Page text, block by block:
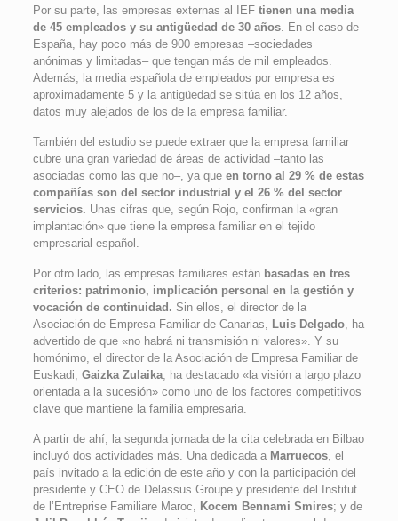
Por su parte, las empresas externas al IEF tienen una media
de 45 empleados y su antigüedad de 30 años. En el caso de
España, hay poco más de 900 empresas –sociedades
anónimas y limitadas– que tengan más de mil empleados.
Además, la media española de empleados por empresa es
aproximadamente 5 y la antigüedad se sitúa en los 12 años,
datos muy alejados de los de la empresa familiar.
También del estudio se puede extraer que la empresa familiar
cubre una gran variedad de áreas de actividad –tanto las
asociadas como las que no–, ya que en torno al 29 % de estas
compañías son del sector industrial y el 26 % del sector
servicios. Unas cifras que, según Rojo, confirman la «gran
implantación» que tiene la empresa familiar en el tejido
empresarial español.
Por otro lado, las empresas familiares están basadas en tres
criterios: patrimonio, implicación personal en la gestión y
vocación de continuidad. Sin ellos, el director de la
Asociación de Empresa Familiar de Canarias, Luis Delgado, ha
advertido de que «no habrá ni transmisión ni valores». Y su
homónimo, el director de la Asociación de Empresa Familiar de
Euskadi, Gaizka Zulaika, ha destacado «la visión a largo plazo
orientada a la sucesión» como uno de los factores competitivos
clave que mantiene la familia empresaria.
A partir de ahí, la segunda jornada de la cita celebrada en Bilbao
incluyó dos actividades más. Una dedicada a Marruecos, el
país invitado a la edición de este año y con la participación del
presidente y CEO de Delassus Groupe y presidente del Institut
de l’Entreprise Familiare Maroc, Kocem Bennami Smires; y de